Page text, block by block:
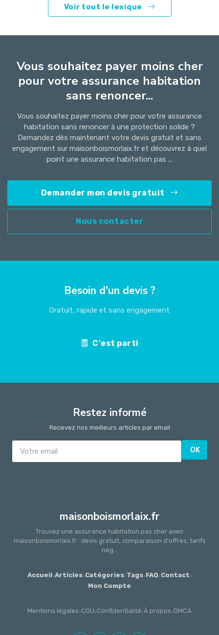
Voir tout le lexique
Vous souhaitez payer moins cher
pour votre assurance habitation
sans renoncer...
Vous souhaitez payer moins cher pour votre assurance
habitation sans renoncer à une protection solide ?
Demandez dès maintenant votre devis gratuit et sans
engagement sur maisonboismorlaix.fr et découvrez à quel
point une assurance habitation pas ...
Demander mon devis gratuit
Nous contacter
Besoin d'un devis ?
Gratuit, rapide et sans engagement
C'est parti
Restez informé
Recevez nos meilleurs articles par email
OK
maisonboismorlaix.fr
Trouvez une assurance habitation pas cher avec
maisonboismorlaix.fr : devis gratuit, comparaison d'offres, tarifs
nég...
Accueil·Articles·Catégories·Tags·FAQ·Contact·
Mon Compte
Mentions légales·CGU·Confidentialité·À propos·DMCA